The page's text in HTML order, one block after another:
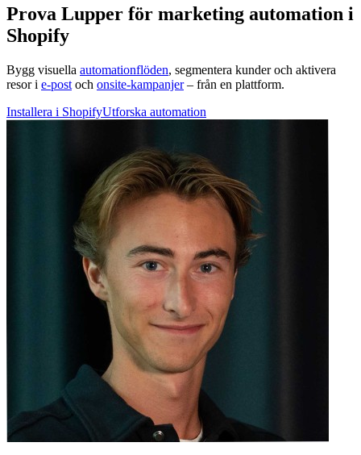
Prova Lupper för marketing automation i
Shopify
Bygg visuella automationflöden, segmentera kunder och aktivera
resor i e-post och onsite-kampanjer– från en plattform.
Installera i ShopifyUtforska automation